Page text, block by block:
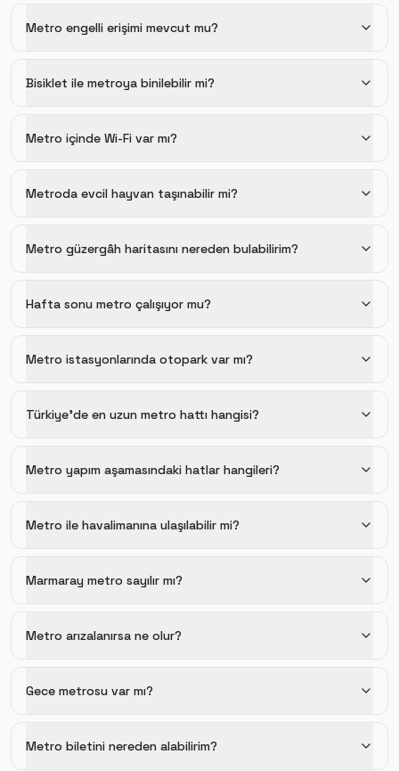
Metro engelli erişimi mevcut mu?
Bisiklet ile metroya binilebilir mi?
Metro içinde Wi-Fi var mı?
Metroda evcil hayvan taşınabilir mi?
Metro güzergâh haritasını nereden bulabilirim?
Hafta sonu metro çalışıyor mu?
Metro istasyonlarında otopark var mı?
Türkiye'de en uzun metro hattı hangisi?
Metro yapım aşamasındaki hatlar hangileri?
Metro ile havalimanına ulaşılabilir mi?
Marmaray metro sayılır mı?
Metro arızalanırsa ne olur?
Gece metrosu var mı?
Metro biletini nereden alabilirim?